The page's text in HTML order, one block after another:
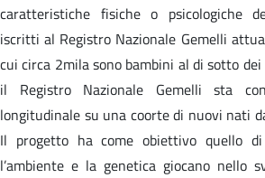
caratteristiche fisiche o psicologiche
iscritti al Registro Nazionale Gemelli
cui circa 2mila sono bambini al di sotto
il Registro Nazionale Gemelli sta
longitudinale su una coorte di nuovi nati
Il progetto ha come obiettivo quello
l’ambiente e la genetica giocano nello